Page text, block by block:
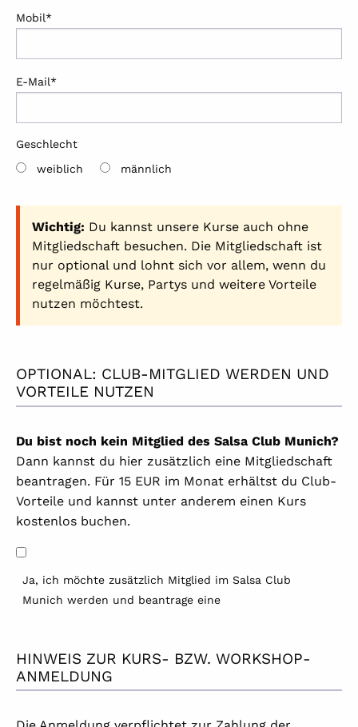
Mobil*
E-Mail*
Geschlecht
weiblich
männlich
Wichtig: Du kannst unsere Kurse auch ohne
Mitgliedschaft besuchen. Die Mitgliedschaft ist
nur optional und lohnt sich vor allem, wenn du
regelmäßig Kurse, Partys und weitere Vorteile
nutzen möchtest.
OPTIONAL: CLUB-MITGLIED WERDEN UND
VORTEILE NUTZEN
Du bist noch kein Mitglied des Salsa Club Munich?
Dann kannst du hier zusätzlich eine Mitgliedschaft
beantragen. Für 15 EUR im Monat erhältst du Club-
Vorteile und kannst unter anderem einen Kurs
kostenlos buchen.
Ja, ich möchte zusätzlich Mitglied im Salsa Club
Munich werden und beantrage eine
HINWEIS ZUR KURS- BZW. WORKSHOP-
ANMELDUNG